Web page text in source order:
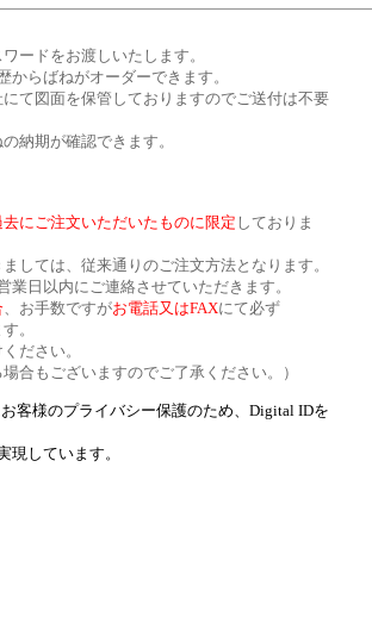
ードをお渡しいたします。
らばねがオーダーできます。
て図面を保管しておりますのでご送付は不要
納期が確認できます。
去にご注文いただいたものに限定 しておりま
しては、従来通りのご注文方法となります。
日以内にご連絡させていただきます。
、お手数ですがお電話又はFAXにて必ず
。
ださい。
もございますのでご了承ください。）
客様のプライバシー保護のため、Digital IDを
現しています。